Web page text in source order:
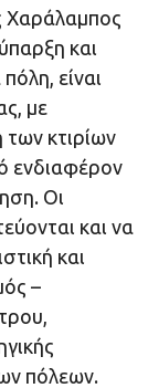
Χαράλαμπος
και
είναι
με
κτιρίων
ενδιαφέρον
Οι
και να
και
–
πόλεων.